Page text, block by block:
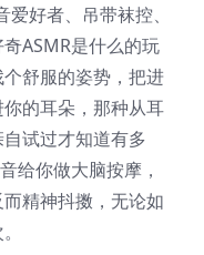
好者、吊带袜控、
ASMR是什么的玩
舒服的姿势，把进
的耳朵，那种从耳
试过才知道有多
给你做大脑按摩，
精神抖擞，无论如